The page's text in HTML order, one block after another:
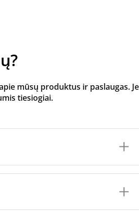
mūsų produktus ir paslaugas.
tiesiogiai.
laikosi konkrečių prekės ženklo